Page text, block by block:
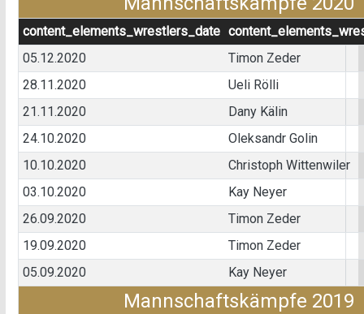
content_elements_wrestlers_date
05.12.2020
Timon Zeder
28.11.2020
Ueli Rölli
21.11.2020
Dany Kälin
24.10.2020
Oleksandr Golin
10.10.2020
Christoph Wittenwiler
03.10.2020
Kay Neyer
26.09.2020
Timon Zeder
19.09.2020
Timon Zeder
05.09.2020
Kay Neyer
Mannschaftskämpfe 2019